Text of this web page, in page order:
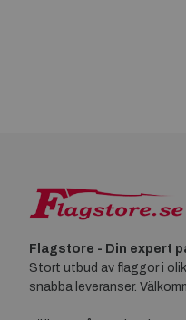
Flagstore - Din expert
Stort utbud av flaggor i
snabba leveranser.